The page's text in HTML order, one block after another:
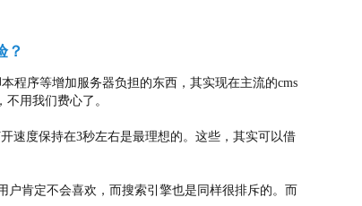
？
程序等增加服务器负担的东西，其实现在主流的cms
用我们费心了。
速度保持在3秒左右是最理想的。这些，其实可以借
肯定不会喜欢，而搜索引擎也是同样很排斥的。而